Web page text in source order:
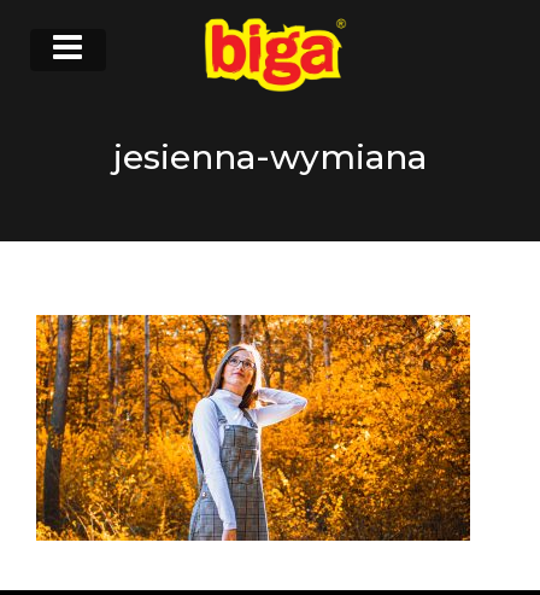
jesienna-wymiana